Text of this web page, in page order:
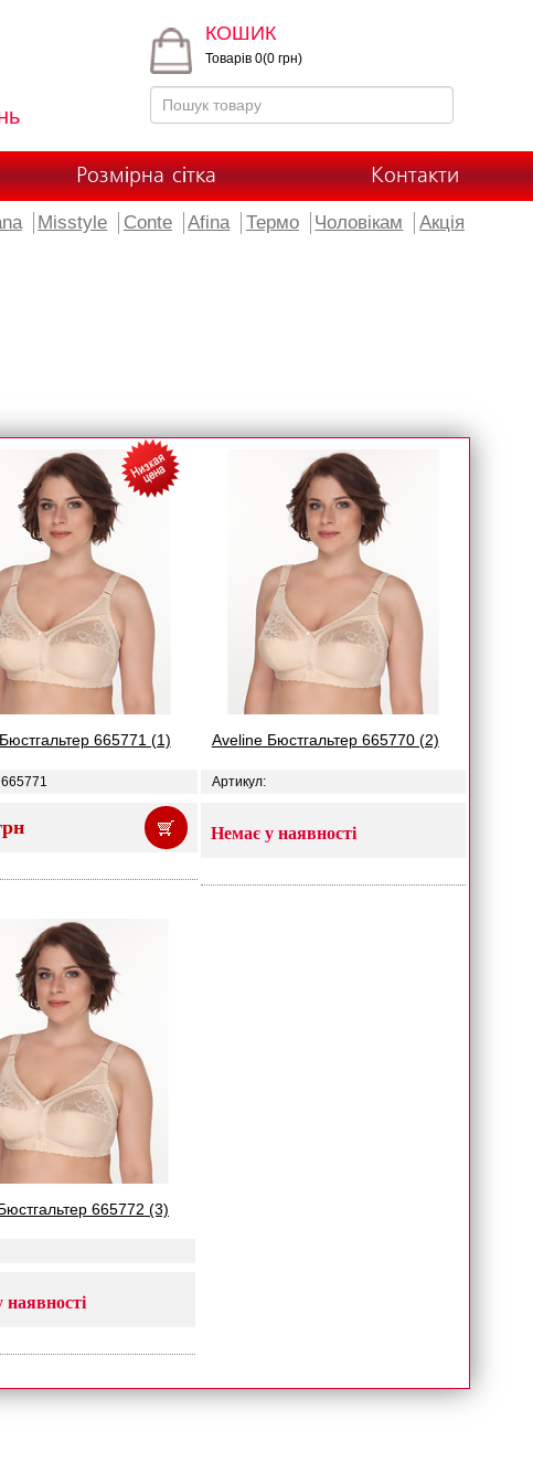
КОШИК
Товарів 0(0 грн)
Розмірна сітка Контакти
Misstyle Conte Afina Термо Чоловікам Акція
665771 (1) Aveline Бюстгальтер 665770 (2)
Артикул:
Немає у наявності
665772 (3)